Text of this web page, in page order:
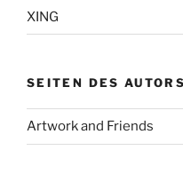
XING
SEITEN DES AUTORS
Artwork and Friends